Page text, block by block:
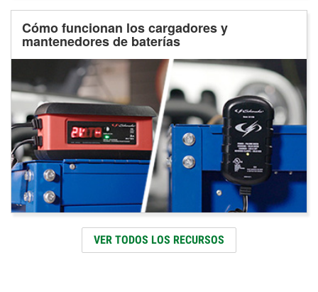
Cómo funcionan los cargadores y
mantenedores de baterías
VER TODOS LOS RECURSOS